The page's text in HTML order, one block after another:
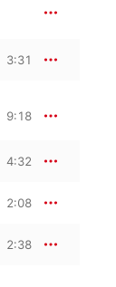
3:31
9:18
4:32
2:08
2:38